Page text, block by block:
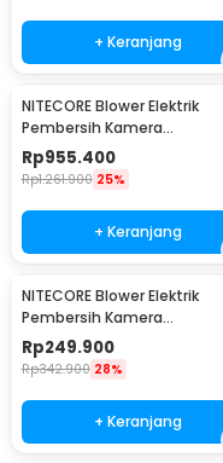
+ Keranjang
NITECORE Blower Elektrik
Pembersih Kamera
Rechargeable 2.7 kPa - BB21
Rp955.400
Rp1.261.900 25%
+ Keranjang
NITECORE Blower Elektrik
Pembersih Kamera
Rechargeable 2 kPa - BB Mini
Rp249.900
Rp342.900 28%
+ Keranjang